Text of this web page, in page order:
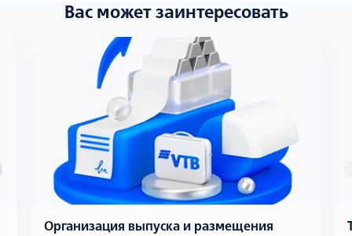
Вас может заинтересовать
Организация выпуска и размещения